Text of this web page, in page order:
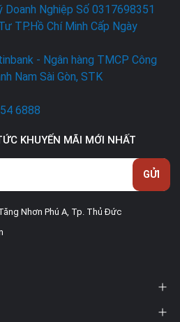
Doanh Nghiệp Số 0317698351
TP.Hồ Chí Minh Cấp Ngày
- Ngân hàng TMCP Công
Nam Sài Gòn, STK
6888
KHUYẾN MÃI MỚI NHẤT
GỬI
Nhơn Phú A, Tp. Thủ Đức